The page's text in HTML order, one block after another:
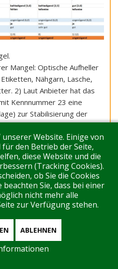
Mangel: Optische Aufheller
Nähgarn, Lasche,
2) Laut Anbieter hat das
Kennnummer 23 eine
zur Stabilisierung der
der Satz „Die
des Kindes
ergänzt
umgesetzt, die
ab Dezember/Januar
Anbieter wird das
und Verpackungen
darf der Artikel bei
nicht einlaufen, da er
sei. Die schlechten
das Unternehmen nur mit
als Ursache erklären. Das
Website. Einige von
den Betrieb der Seite,
diese Website und die
(Tracking Cookies).
ob Sie die Cookies
Sie, dass bei einer
nicht mehr alle
zur Verfügung stehen.
ABLEHNEN